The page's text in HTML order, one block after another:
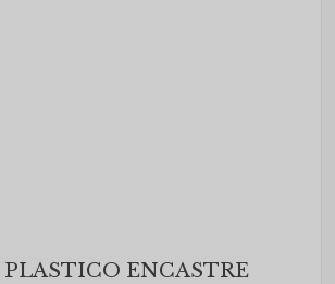
ENCASTRE